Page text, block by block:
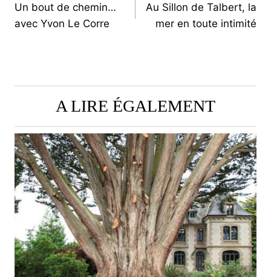
DE
Un bout de chemin…
avec Yvon Le Corre
Au Sillon de Talbert, la
mer en toute intimité
A LIRE ÉGALEMENT